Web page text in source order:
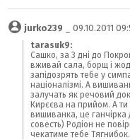
jurko239 _ 09.10.2011
tarasuk9:
Сашко, за 3 дні до
вживай сала, борщ і
запідозрять тебе у
націоналізмі. А
залучать як речовий
Кирєєва на прийом. А
вишиванка, це ганчірка
совесть) Родіон не
чекатиме тебе